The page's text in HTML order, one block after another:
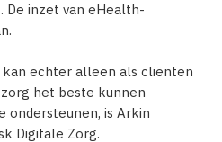
inzet van eHealth-
echter alleen als cliënten
het beste kunnen
ondersteunen, is Arkin
Digitale Zorg.